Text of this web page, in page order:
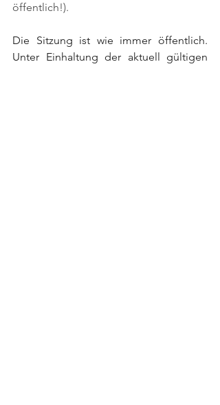
öffentlich!).
Die Sitzung ist wie immer öffentlich.
Unter Einhaltung der aktuell gültigen